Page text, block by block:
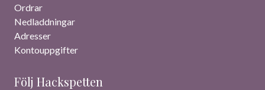
Ordrar
Nedladdningar
Adresser
Kontouppgifter
Följ Hackspetten